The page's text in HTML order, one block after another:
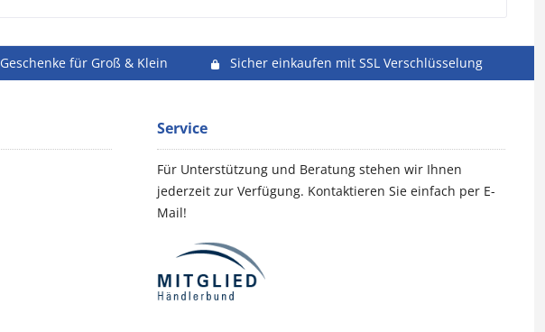
Geschenke für Groß & Klein Sicher einkaufen mit SSL Verschlüsselung
Service
Für Unterstützung und Beratung stehen wir Ihnen
jederzeit zur Verfügung. Kontaktieren Sie einfach per E-
Mail!